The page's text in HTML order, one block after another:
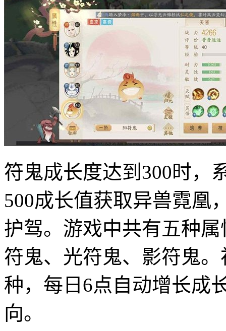
符鬼成长度达到300时，
500成长值获取异兽霓凰
护驾。游戏中共有五种
符鬼、光符鬼、影符鬼
种，每日6点自动增长成
向。